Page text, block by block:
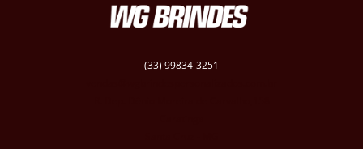
(33) 99834-3251